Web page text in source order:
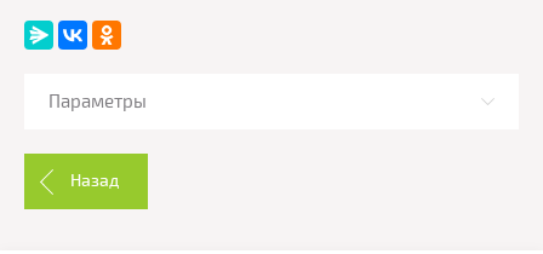
Параметры
Назад